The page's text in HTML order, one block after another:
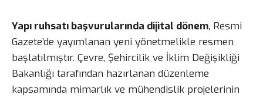
Yapı ruhsatı başvurularında dijital dönem, Resmi
Gazete’de yayımlanan yeni yönetmelikle resmen
başlatılmıştır. Çevre, Şehircilik ve İklim Değişikliği
Bakanlığı tarafından hazırlanan düzenleme
kapsamında mimarlık ve mühendislik projelerinin